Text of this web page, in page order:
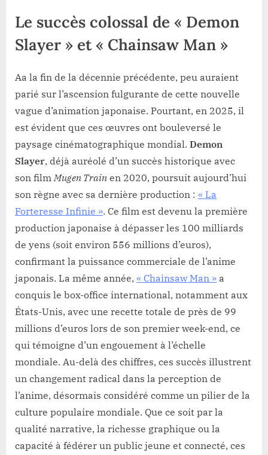
Le succès colossal de « Demon
Slayer » et « Chainsaw Man »
Aa la fin de la décennie précédente, peu auraient
parié sur l’ascension fulgurante de cette nouvelle
vague d’animation japonaise. Pourtant, en 2025, il
est évident que ces œuvres ont bouleversé le
paysage cinématographique mondial. Demon
Slayer, déjà auréolé d’un succès historique avec
son film Mugen Train en 2020, poursuit aujourd’hui
son règne avec sa dernière production : « La
Forteresse Infinie ». Ce film est devenu la première
production japonaise à dépasser les 100 milliards
de yens (soit environ 556 millions d’euros),
confirmant la puissance commerciale de l’anime
japonais. La même année, « Chainsaw Man » a
conquis le box-office international, notamment aux
États-Unis, avec une recette totale de près de 99
millions d’euros lors de son premier week-end, ce
qui témoigne d’un engouement à l’échelle
mondiale. Au-delà des chiffres, ces succès illustrent
un changement radical dans la perception de
l’anime, désormais considéré comme un pilier de la
culture populaire mondiale. Que ce soit par la
qualité narrative, la richesse graphique ou la
capacité à fédérer un public jeune et connecté, ces